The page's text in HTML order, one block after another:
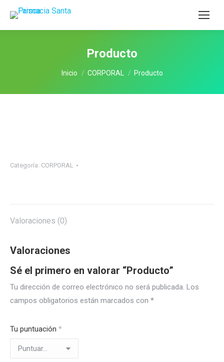
Producto
Estás aquí:
Inicio CORPORAL Producto
Categoría: CORPORAL
Valoraciones (0)
Valoraciones
Sé el primero en valorar “Producto”
Tu dirección de correo electrónico no será publicada. Los
campos obligatorios están marcados con *
Tu puntuación *